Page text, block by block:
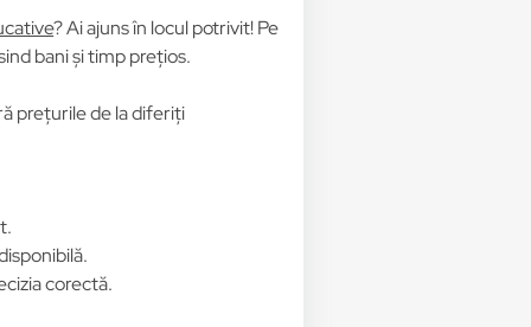
? Ai ajuns în locul potrivit! Pe
bani și timp prețios.
prețurile de la diferiți
corectă.